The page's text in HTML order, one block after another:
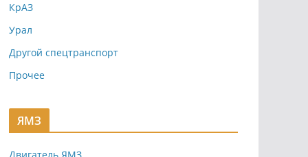
КрАЗ
Урал
Другой спецтранспорт
Прочее
ЯМЗ